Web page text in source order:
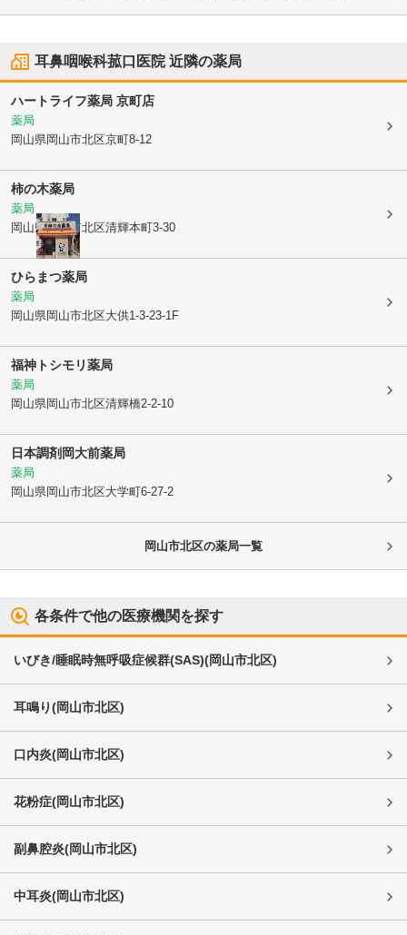
耳鼻咽喉科菰口医院近隣の薬局
ハートライフ薬局 京町店
薬局
岡山県岡山市北区京町8-12
柿の木薬局
薬局
岡山県岡山市北区清輝本町3-30
ひらまつ薬局
薬局
岡山県岡山市北区大供1-3-23-1F
福神トシモリ薬局
薬局
岡山県岡山市北区清輝橋2-2-10
日本調剤岡大前薬局
薬局
岡山県岡山市北区大学町6-27-2
岡山市北区の薬局一覧
各条件で他の医療機関を探す
いびき/睡眠時無呼吸症候群(SAS)(岡山市北区)
耳鳴り(岡山市北区)
口内炎(岡山市北区)
花粉症(岡山市北区)
副鼻腔炎(岡山市北区)
中耳炎(岡山市北区)